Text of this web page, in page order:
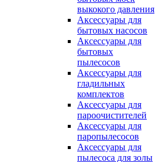
выкокого давления
Аксессуары для
бытовых насосов
Аксессуары для
бытовых
пылесосов
Аксессуары для
гладильных
комплектов
Аксессуары для
пароочистителей
Аксессуары для
паропылесосов
Аксессуары для
пылесоса для золы